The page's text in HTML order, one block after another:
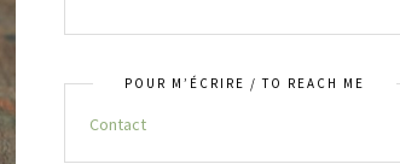
POUR M’ÉCRIRE / TO REACH ME
Contact